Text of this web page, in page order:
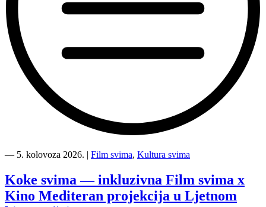
Mediteran
Film
svima
nastavljaju
― 5. kolovoza 2026. | Film svima, Kultura svima
Koke svima — inkluzivna Film svima x
Kino Mediteran projekcija u Ljetnom